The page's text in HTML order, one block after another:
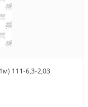
111-6,3-2,03